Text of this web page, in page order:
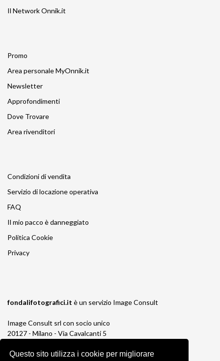
Questo sito utilizza i cookie per migliorare
Il Network Onnik.it
Promo
Area personale MyOnnik.it
Newsletter
Approfondimenti
Dove Trovare
Area rivenditori
Condizioni di vendita
Servizio di locazione operativa
FAQ
Il mio pacco è danneggiato
Politica Cookie
Privacy
fondalifotografici.it è un servizio Image Consult
Image Consult srl con socio unico
20127 - Milano - Via Cavalcanti 5
P.IVA e C.F. 03383650961